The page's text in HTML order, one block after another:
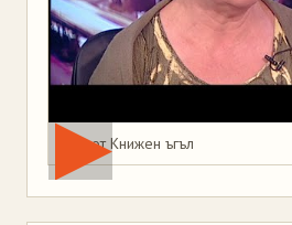
Мая от Книжен ъгъл